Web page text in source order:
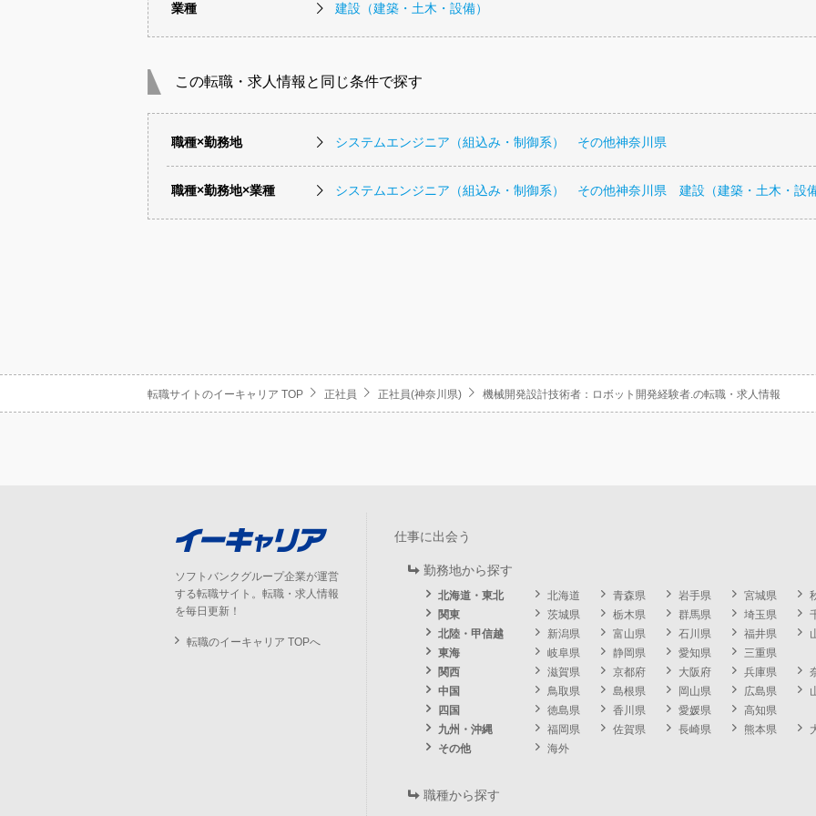
業種 建設（建築・土木・設備）
この転職・求人情報と同じ条件で探す
職種×勤務地 システムエンジニア（組込み・制御系） その他神奈川県
職種×勤務地×業種 システムエンジニア（組込み・制御系） その他神奈川県 建設（建築・土木・設
転職サイトのイーキャリア TOP 正社員 正社員(神奈川県) 機械開発設計技術者：ロボット開発経験者.の転職・求人情報
ソフトバンクグループ企業が運営
する転職サイト。転職・求人情報
を毎日更新！
転職のイーキャリア TOPへ
仕事に出会う
勤務地から探す
北海道・東北 北海道 青森県 岩手県 宮城県
関東
茨城県 栃木県 群馬県 埼玉県
北陸・甲信越
新潟県 富山県 石川県 福井県
東海
岐阜県 静岡県 愛知県
三重県
関西
滋賀県 京都府 大阪府 兵庫県
中国
鳥取県 島根県 岡山県 広島県
四国
徳島県 香川県 愛媛県
高知県
九州・沖縄
福岡県 佐賀県 長崎県 熊本県
その他
海外
職種から探す